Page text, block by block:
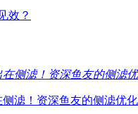
效？
滤！资深鱼友的侧滤优